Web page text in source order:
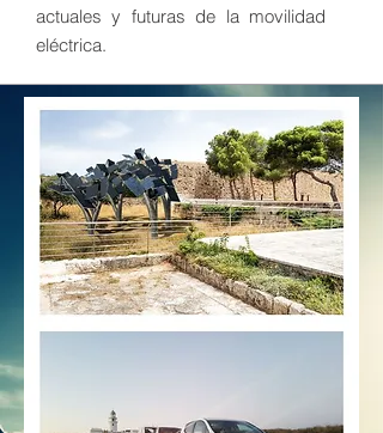
actuales y futuras de la movilidad
eléctrica.